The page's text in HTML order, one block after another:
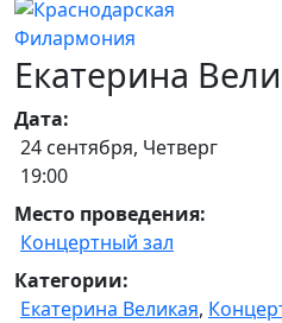
Екатерина
Дата:
24 сентября, Четверг
19:00
Место проведения:
Концертный зал
Категории:
Екатерина Великая,